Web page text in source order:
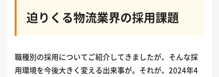
迫りくる物流業界の採用課題
職種別の採用についてご紹介してきましたが、そんな採
用環境を今後大きく変える出来事が。それが、2024年4